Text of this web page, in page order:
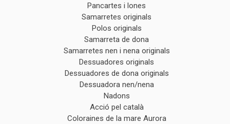
Pancartes i lones
Samarretes originals
Polos originals
Samarreta de dona
Samarretes nen i nena originals
Dessuadores originals
Dessuadores de dona originals
Dessuadora nen/nena
Nadons
Acció pel català
Coloraines de la mare Aurora